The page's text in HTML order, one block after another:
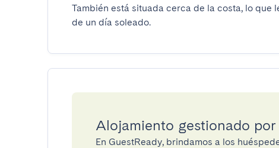
También está situada cerca de la costa, lo
de un día soleado.
Alojamiento gestionado por
En GuestReady, brindamos a los